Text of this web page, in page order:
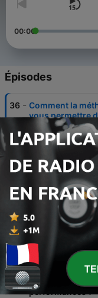
00:00
Épisodes
36 - Comment la
vous permettre
11 juil. 2026
Pourquoi
04 juil. 2026
34 - Course à pied :
sa foulée
27 juin 2026
33 - Comment bien
faire courir plus
20 juin 2026
32 - Course à pied :
performances ?